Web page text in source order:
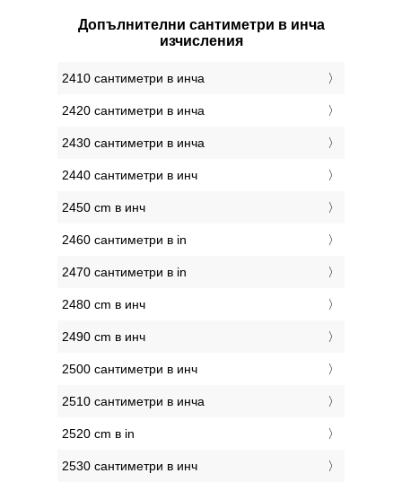
Допълнителни сантиметри в инча
изчисления
2410 сантиметри в инча
2420 сантиметри в инча
2430 сантиметри в инча
2440 сантиметри в инч
2450 cm в инч
2460 сантиметри в in
2470 сантиметри в in
2480 cm в инч
2490 cm в инч
2500 сантиметри в инч
2510 сантиметри в инча
2520 cm в in
2530 сантиметри в инч